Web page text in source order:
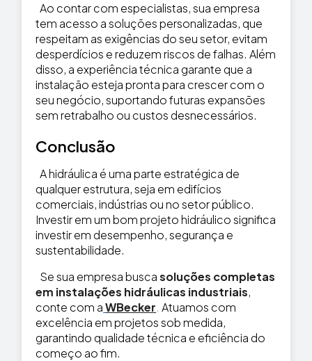
Ao contar com especialistas, sua empresa
tem acesso a soluções personalizadas, que
respeitam as exigências do seu setor, evitam
desperdícios e reduzem riscos de falhas. Além
disso, a experiência técnica garante que a
instalação esteja pronta para crescer com o
seu negócio, suportando futuras expansões
sem retrabalho ou custos desnecessários.
Conclusão
A hidráulica é uma parte estratégica de
qualquer estrutura, seja em edifícios
comerciais, indústrias ou no setor público.
Investir em um bom projeto hidráulico significa
investir em desempenho, segurança e
sustentabilidade.
Se sua empresa buscasoluções completas
em instalações hidráulicas industriais,
conte com a WBecker. Atuamos com
excelência em projetos sob medida,
garantindo qualidade técnica e eficiência do
começo ao fim.